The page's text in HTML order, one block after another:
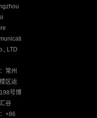
LTD
常州
区运
号博
谷
+86